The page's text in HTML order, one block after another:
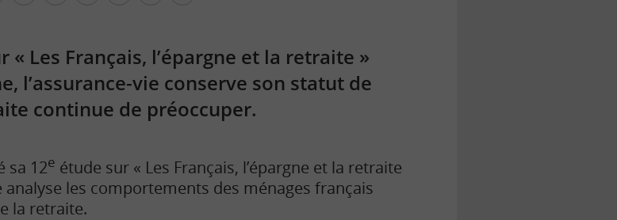
Les Français, l’épargne et la retraite »
l’assurance-vie conserve son statut de
continue de préoccuper.
sa 12e étude sur « Les Français, l’épargne et la retraite
analyse les comportements des ménages français
la retraite.